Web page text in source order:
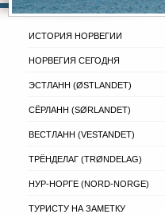
ИСТОРИЯ НОРВЕГИИ
НОРВЕГИЯ СЕГОДНЯ
ЭСТЛАНН (ØSTLANDET)
СЁРЛАНН (SØRLANDET)
ВЕСТЛАНН (VESTANDET)
ТРЁНДЕЛАГ (TRØNDELAG)
НУР-НОРГЕ (NORD-NORGE)
ТУРИСТУ НА ЗАМЕТКУ